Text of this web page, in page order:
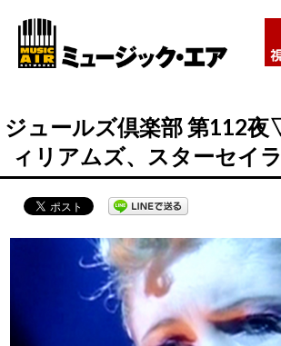
ジュールズ倶楽部 第112
ィリアムズ、スターセイラ